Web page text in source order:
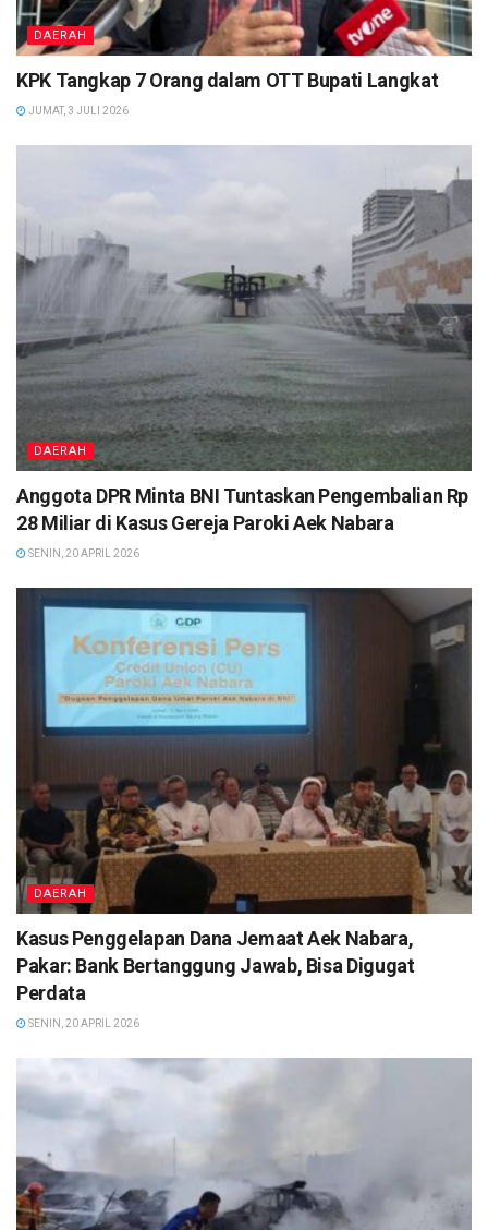
DAERAH
KPK Tangkap 7 Orang dalam OTT Bupati Langkat
JUMAT, 3 JULI 2026
DAERAH
Anggota DPR Minta BNI Tuntaskan Pengembalian Rp
28 Miliar di Kasus Gereja Paroki Aek Nabara
SENIN, 20 APRIL 2026
DAERAH
Kasus Penggelapan Dana Jemaat Aek Nabara,
Pakar: Bank Bertanggung Jawab, Bisa Digugat
Perdata
SENIN, 20 APRIL 2026